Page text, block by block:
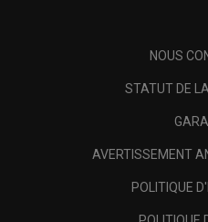
NOUS
STATUT DE
AVERTISSEMENT
POLITIQUE